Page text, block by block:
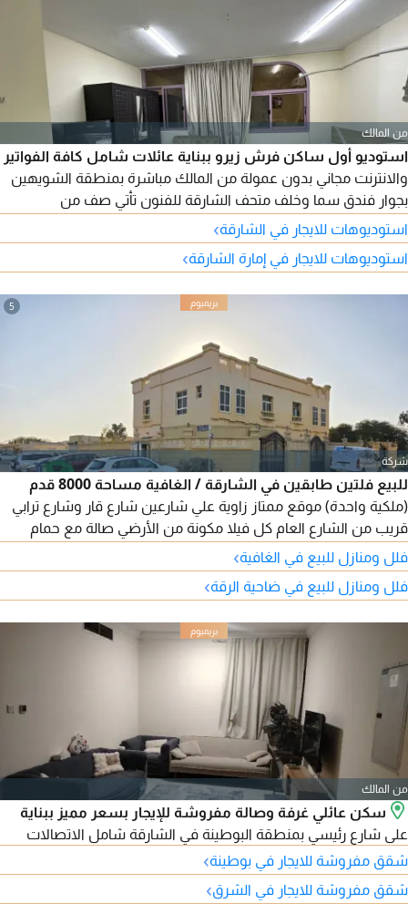
من المالك
استوديو أول ساكن فرش زيرو ببناية عائلات شامل كافة الفواتير
والانترنت مجاني بدون عمولة من المالك مباشرة بمنطقة الشويهين
بجوار فندق سما وخلف متحف الشارقة للفنون تأتي صف من
الكورنيش استوديو كبير ومميز
استوديوهات للايجار في الشارقة›
استوديوهات للايجار في إمارة الشارقة›
5
شركة
للبيع فلتين طابقين في الشارقة / الغافية مساحة 8000 قدم
(ملكية واحدة) موقع ممتاز زاوية علي شارعين شارع قار وشارع ترابي
قريب من الشارع العام كل فيلا مكونة من الأرضي صالة مع حمام
ماستر مع دريسنج موقف مظلة سيارات بالداخل كل قسم مؤجر
فلل ومنازل للبيع في الغافية›
فلل ومنازل للبيع في ضاحية الرقة›
من المالك
سكن عائلي غرفة وصالة مفروشة للإيجار بسعر مميز ببناية
على شارع رئيسي بمنطقة البوطينة في الشارقة شامل الاتصالات
شقق مفروشة للايجار في بوطينة›
شقق مفروشة للايجار في الشرق›